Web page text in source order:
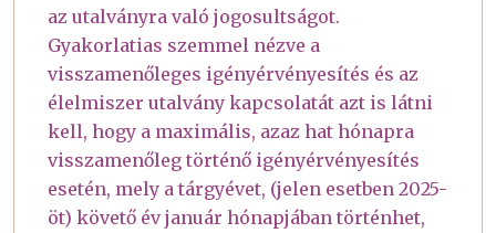
az utalványra való jogosultságot.
Gyakorlatias szemmel nézve a
visszamenőleges igényérvényesítés és az
élelmiszer utalvány kapcsolatát azt is látni
kell, hogy a maximális, azaz hat hónapra
visszamenőleg történő igényérvényesítés
esetén, mely a tárgyévet, (jelen esetben 2025-
öt) követő év január hónapjában történhet,